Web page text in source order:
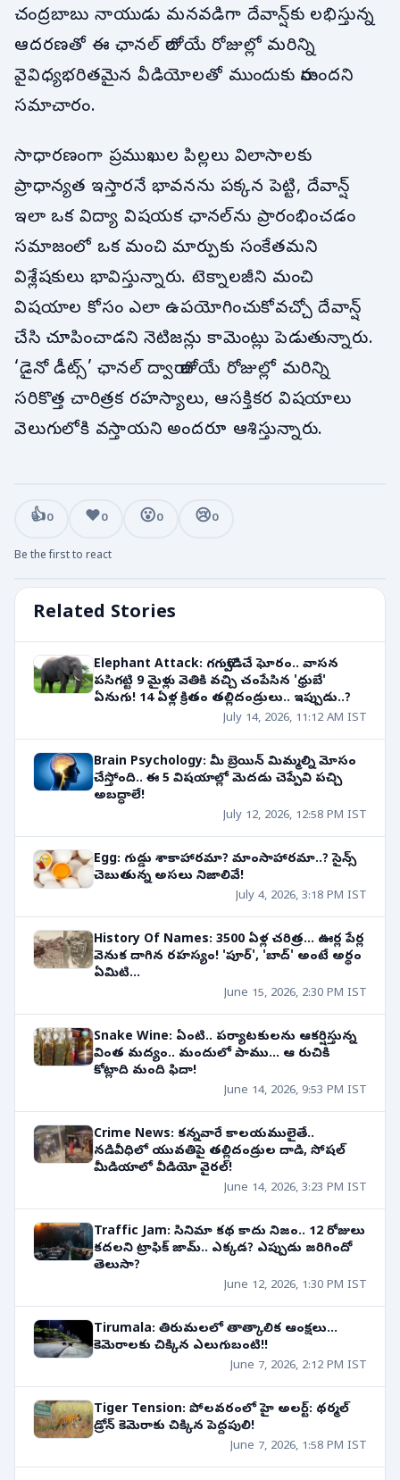
చంద్రబాబు నాయుడు మనవడిగా దేవాన్ష్‌కు లభిస్తున్న
ఆదరణతో ఈ ఛానల్ రాబోయే రోజుల్లో మరిన్ని
వైవిధ్యభరితమైన వీడియోలతో ముందుకు రానుందని
సమాచారం.
సాధారణంగా ప్రముఖుల పిల్లలు విలాసాలకు
ప్రాధాన్యత ఇస్తారనే భావనను పక్కన పెట్టి, దేవాన్ష్
ఇలా ఒక విద్యా విషయక ఛానల్‌ను ప్రారంభించడం
సమాజంలో ఒక మంచి మార్పుకు సంకేతమని
విశ్లేషకులు భావిస్తున్నారు. టెక్నాలజీని మంచి
విషయాల కోసం ఎలా ఉపయోగించుకోవచ్చో దేవాన్ష్
చేసి చూపించాడని నెటిజన్లు కామెంట్లు పెడుతున్నారు.
‘డైనో డీట్స్’ ఛానల్ ద్వారా రాబోయే రోజుల్లో మరిన్ని
సరికొత్త చారిత్రక రహస్యాలు, ఆసక్తికర విషయాలు
వెలుగులోకి వస్తాయని అందరూ ఆశిస్తున్నారు.
Related Stories
Elephant Attack: గగుర్పొడిచే ఘోరం.. వాసన
పసిగట్టి 9 మైళ్లు వెతికి వచ్చి చంపేసిన 'ధ్రుబే'
ఏనుగు! 14 ఏళ్ల క్రితం తల్లిదండ్రులు.. ఇప్పుడు..?
July 14, 2026, 11:12 AM IST
Brain Psychology: మీ బ్రెయిన్ మిమ్మల్ని మోసం
చేస్తోంది.. ఈ 5 విషయాల్లో మెదడు చెప్పేవి పచ్చి
అబద్ధాలే!
July 12, 2026, 12:58 PM IST
Egg: గుడ్డు శాకాహారమా? మాంసాహారమా..? సైన్స్
చెబుతున్న అసలు నిజాలివే!
July 4, 2026, 3:18 PM IST
History Of Names: 3500 ఏళ్ల చరిత్ర... ఊర్ల పేర్ల
వెనుక దాగిన రహస్యం! 'పూర్', 'బాద్' అంటే అర్థం
ఏమిటి...
June 15, 2026, 2:30 PM IST
Snake Wine: ఏంటి.. పర్యాటకులను ఆకర్షిస్తున్న
వింత మద్యం.. మందులో పాము... ఆ రుచికి
కోట్లాది మంది ఫిదా!
June 14, 2026, 9:53 PM IST
Crime News: కన్నవారే కాలయములైతే..
నడివీధిలో యువతిపై తల్లిదండ్రుల దాడి, సోషల్
మీడియాలో వీడియో వైరల్!
June 14, 2026, 3:23 PM IST
Traffic Jam: సినిమా కథ కాదు నిజం.. 12 రోజులు
కదలని ట్రాఫిక్‌ జామ్‌.. ఎక్కడ? ఎప్పుడు జరిగిందో
తెలుసా?
June 12, 2026, 1:30 PM IST
Tirumala: తిరుమలలో తాత్కాలిక ఆంక్షలు...
కెమెరాలకు చిక్కిన ఎలుగుబంటి!!
June 7, 2026, 2:12 PM IST
Tiger Tension: పోలవరంలో హై అలర్ట్: థర్మల్
డ్రోన్ కెమెరాకు చిక్కిన పెద్దపులి!
June 7, 2026, 1:58 PM IST
👍0 ❤️0 😮0 😢0
Be the first to react